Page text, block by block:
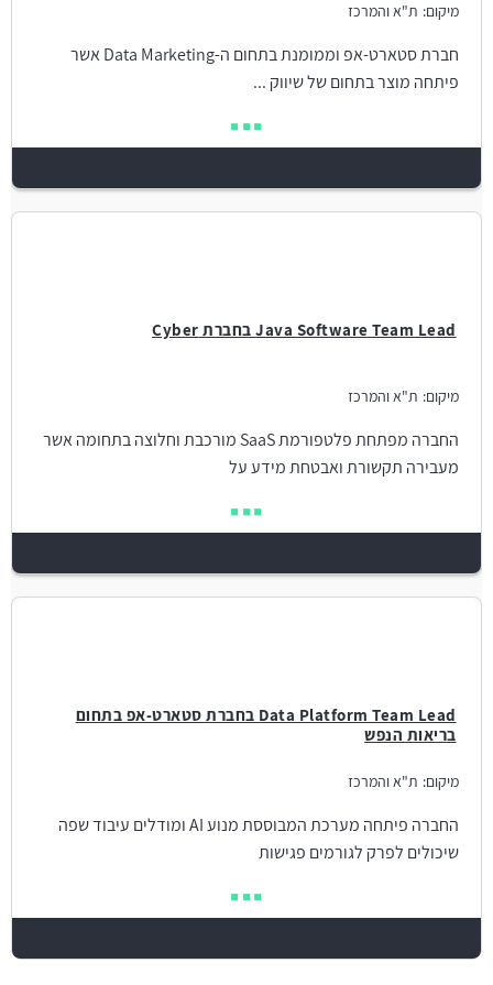
מיקום: ת"א והמרכז
חברת סטארט-אפ וממומנת בתחום ה-Data Marketing אשר
פיתחה מוצר בתחום של שיווק ...
Java Software Team Lead בחברת Cyber
מיקום: ת"א והמרכז
החברה מפתחת פלטפורמת SaaS מורכבת וחלוצה בתחומה אשר
מעבירה תקשורת ואבטחת מידע על
Data Platform Team Lead בחברת סטארט-אפ בתחום
בריאות הנפש
מיקום: ת"א והמרכז
החברה פיתחה מערכת המבוססת מנוע AI ומודלים עיבוד שפה
שיכולים לפרק לגורמים פגישות